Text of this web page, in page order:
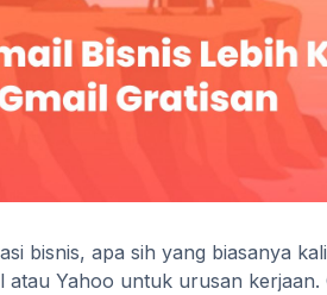
bisnis, apa sih yang biasanya
atau Yahoo untuk urusan kerjaan.